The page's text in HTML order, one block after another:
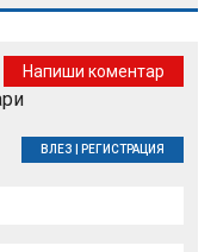
Напиши коментар
ВЛЕЗ РЕГИСТРАЦИЯ